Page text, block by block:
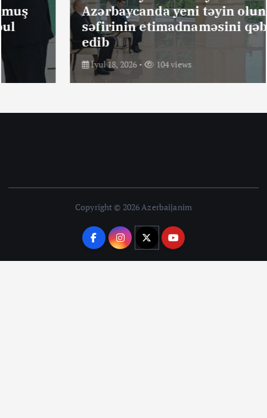
Azərbaycanda yeni təyin olunmuş
səfirinin etimadnaməsini qəbul
edib
İyul 18, 2026 104 views
Copyright © 2026 Azerbaijanim